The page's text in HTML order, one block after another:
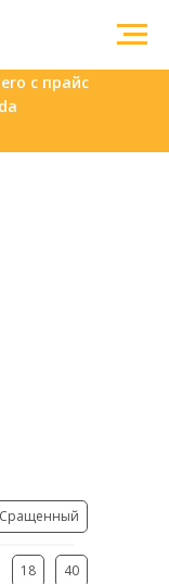
с прайс
Сращенный
18 40